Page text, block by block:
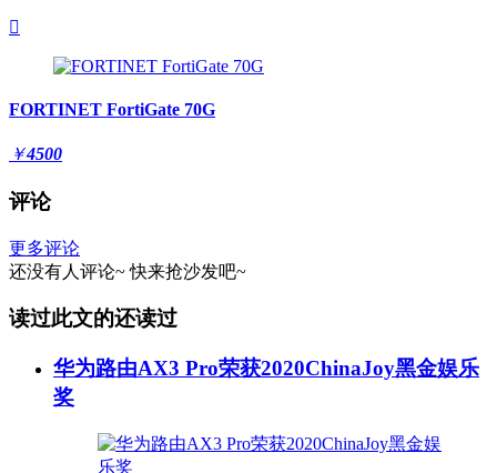

FORTINET FortiGate 70G
￥4500
评论
更多评论
还没有人评论~ 快来抢沙发吧~
读过此文的还读过
华为路由AX3 Pro荣获2020ChinaJoy黑金娱乐
奖